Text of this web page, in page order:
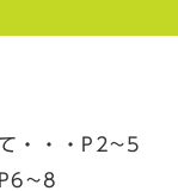
・・・P2~5
P6~8